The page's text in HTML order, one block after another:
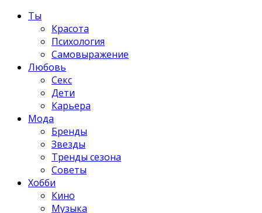
Ты
Красота
Психология
Самовыражение
Любовь
Секс
Дети
Карьера
Мода
Бренды
Звезды
Тренды сезона
Советы
Хобби
Кино
Музыка